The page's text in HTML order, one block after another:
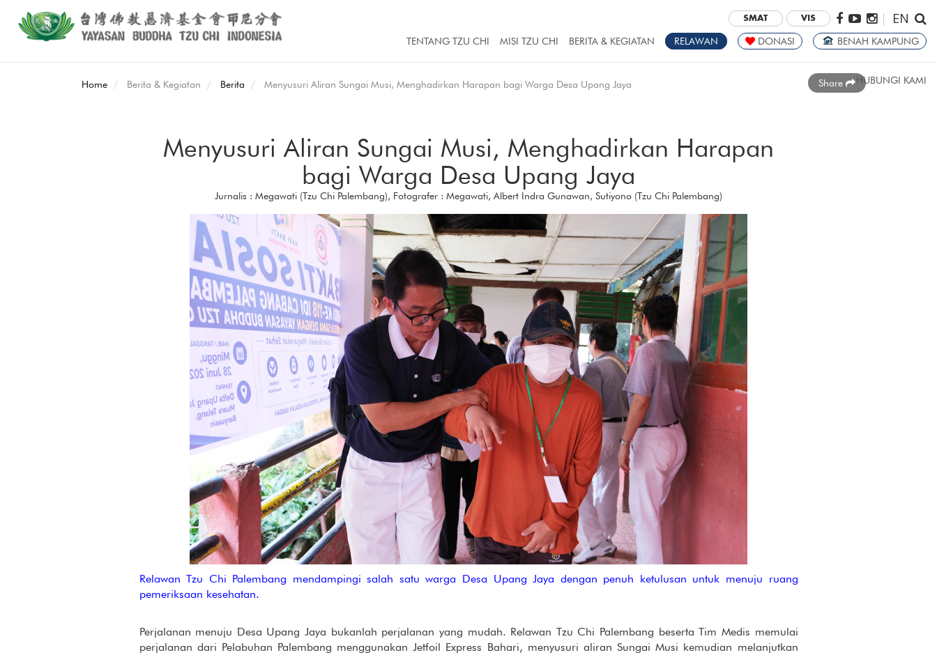
SMAT VIS | EN
TENTANG TZU CHI MISI TZU CHI BERITA & KEGIATAN RELAWAN DONASI BENAH KAMPUNG
HUBUNGI KAMI
Home Berita & Kegiatan Berita Menyusuri Aliran Sungai Musi, Menghadirkan Harapan bagi Warga Desa Upang Jaya Share
Menyusuri Aliran Sungai Musi, Menghadirkan Harapan
bagi Warga Desa Upang Jaya
Jurnalis : Megawati (Tzu Chi Palembang), Fotografer : Megawati, Albert Indra Gunawan, Sutiyono (Tzu Chi Palembang)
Relawan Tzu Chi Palembang mendampingi salah satu warga Desa Upang Jaya dengan penuh ketulusan untuk menuju ruang
pemeriksaan kesehatan.
Perjalanan menuju Desa Upang Jaya bukanlah perjalanan yang mudah. Relawan Tzu Chi Palembang beserta Tim Medis memulai
perjalanan dari Pelabuhan Palembang menggunakan Jetfoil Express Bahari, menyusuri aliran Sungai Musi kemudian melanjutkan